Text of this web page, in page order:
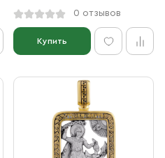
0 отзывов
Купить